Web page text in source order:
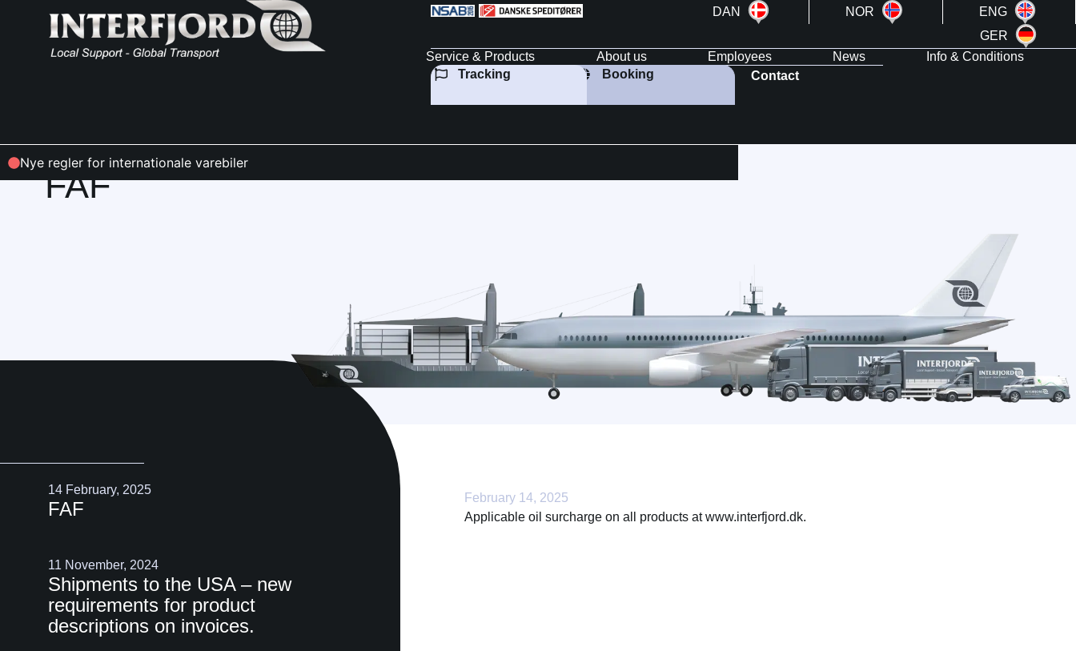
DAN NOR
ENG
GER
Service & Products
About us Employees News
Info & Conditions
Tracking
Booking Contact
Nye regler for internationale varebiler
NYHEDER
FAF
14 February, 2025
FAF
11 November, 2024
Shipments to the USA – new
requirements for product
descriptions on invoices.
February 14, 2025
Applicable oil surcharge on all products at www.interfjord.dk.